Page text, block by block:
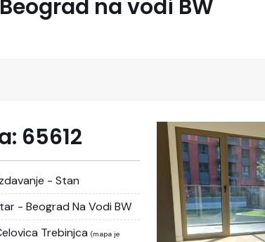
na vodi BW
65612
- Stan
- Beograd Na Vodi BW
Trebinjca (mapa je